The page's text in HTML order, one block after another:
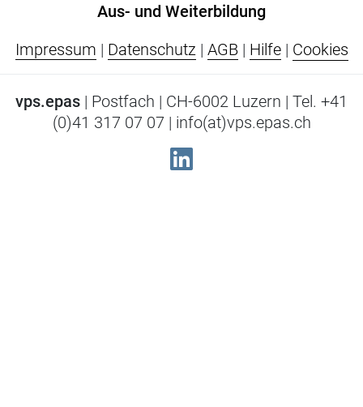
Aus- und Weiterbildung
Impressum | Datenschutz| AGB| Hilfe| Cookies
vps.epas | Postfach | CH-6002 Luzern | Tel. +41
(0)41 317 07 07 | info(at)vps.epas.ch